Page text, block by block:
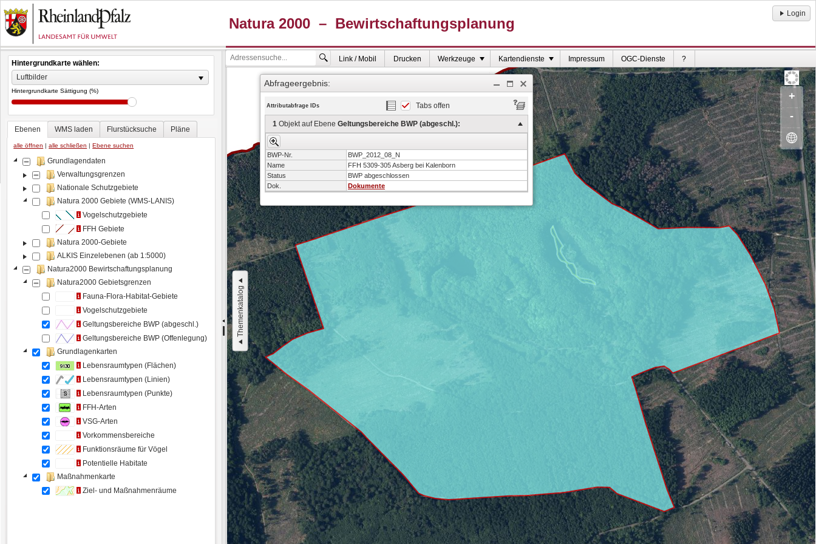
Login
Hintergrundkarte wählen:
Luftbilder
Hintergrundkarte Sättigung (%)
Ebenen WMS laden Flurstücksuche Pläne
alle öffnen |alle schließen |Ebene suchen
Grundlagendaten
Verwaltungsgrenzen
Nationale Schutzgebiete
Natura 2000 Gebiete (WMS-LANIS)
Vogelschutzgebiete
FFH Gebiete
Natura 2000-Gebiete
ALKIS Einzelebenen (ab 1:5000)
Natura2000 Bewirtschaftungsplanung
Natura2000 Gebietsgrenzen
Fauna-Flora-Habitat-Gebiete
Vogelschutzgebiete
Geltungsbereiche BWP (abgeschl.)
Geltungsbereiche BWP (Offenlegung)
Grundlagenkarten
Lebensraumtypen (Flächen)
Lebensraumtypen (Linien)
Lebensraumtypen (Punkte)
FFH-Arten
VSG-Arten
Vorkommensbereiche
Funktionsräume für Vögel
Potentielle Habitate
Maßnahmenkarte
Ziel- und Maßnahmenräume
+
-
Themenkatalog
Link / Mobil Drucken Werkzeuge Kartendienste Impressum OGC-Dienste ?
Abfrageergebnis:
Attributabfrage IDs Tabs offen
1Objekt auf Ebene Geltungsbereiche BWP (abgeschl.):
BWP-Nr.
BWP_2012_08_N
Name
FFH 5309-305 Asberg bei Kalenborn
Status
BWP abgeschlossen
Dok.
Dokumente